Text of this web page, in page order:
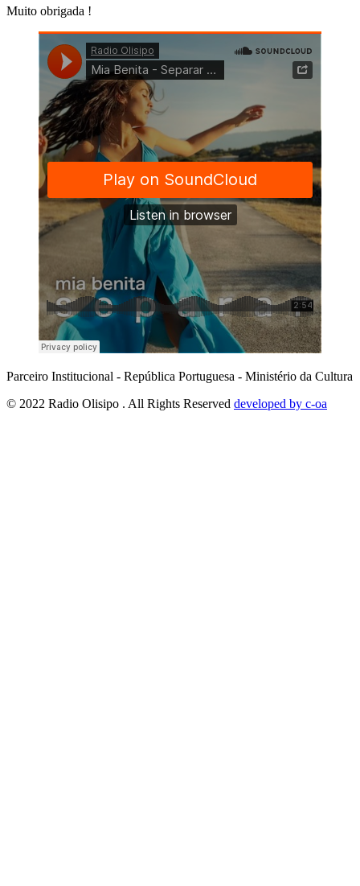
Muito obrigada !
Parceiro Institucional - República Portuguesa - Ministério da Cultura
© 2022 Radio Olisipo . All Rights Reserved developed by c-oa